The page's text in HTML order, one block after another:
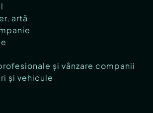
artă
și vânzare companii
și vehicule